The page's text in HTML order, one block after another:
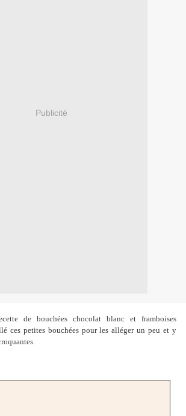
Publicité
de bouchées chocolat blanc et framboises
ces petites bouchées pour les alléger un peu et y